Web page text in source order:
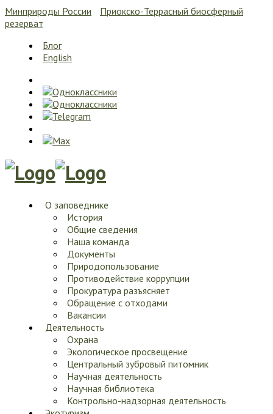
Минприроды России
Приокско-Террасный биосферный
резерват
Блог
English
О заповеднике
История
Общие сведения
Наша команда
Документы
Природопользование
Противодействие коррупции
Прокуратура разъясняет
Обращение с отходами
Вакансии
Деятельность
Охрана
Экологическое просвещение
Центральный зубровый питомник
Научная деятельность
Научная библиотека
Контрольно-надзорная деятельность